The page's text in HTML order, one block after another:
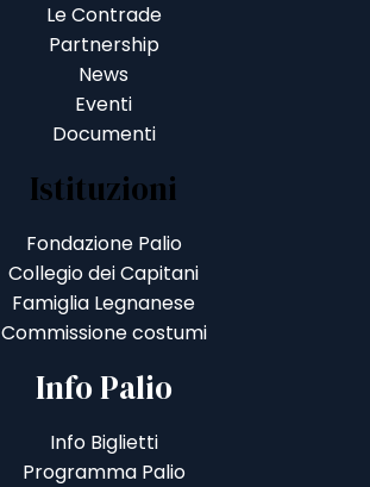
Le Contrade
Partnership
News
Eventi
Documenti
Istituzioni
Fondazione Palio
Collegio dei Capitani
Famiglia Legnanese
Commissione costumi
Info Palio
Info Biglietti
Programma Palio